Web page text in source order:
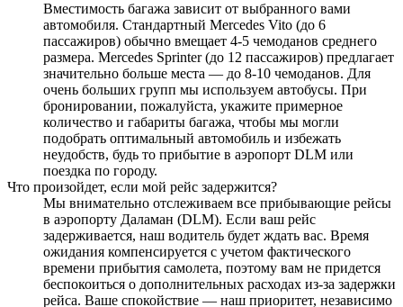
Вместимость багажа зависит от выбранного вами
автомобиля. Стандартный Mercedes Vito (до 6
пассажиров) обычно вмещает 4-5 чемоданов среднего
размера. Mercedes Sprinter (до 12 пассажиров) предлагает
значительно больше места — до 8-10 чемоданов. Для
очень больших групп мы используем автобусы. При
бронировании, пожалуйста, укажите примерное
количество и габариты багажа, чтобы мы могли
подобрать оптимальный автомобиль и избежать
неудобств, будь то прибытие в аэропорт DLM или
поездка по городу.
Что произойдет, если мой рейс задержится?
Мы внимательно отслеживаем все прибывающие рейсы
в аэропорту Даламан (DLM). Если ваш рейс
задерживается, наш водитель будет ждать вас. Время
ожидания компенсируется с учетом фактического
времени прибытия самолета, поэтому вам не придется
беспокоиться о дополнительных расходах из-за задержки
рейса. Ваше спокойствие — наш приоритет, независимо